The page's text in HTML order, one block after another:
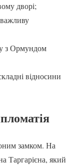
дворі;
з Ормундом
відносини
замком. На
Таргарієна, який